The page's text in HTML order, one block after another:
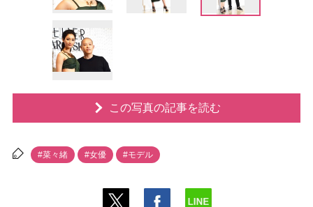
この写真の記事を読む
#菜々緒 #女優 #モデル